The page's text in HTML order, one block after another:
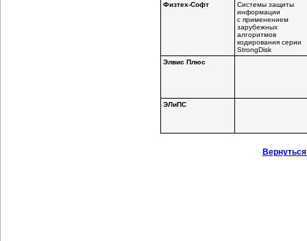
Физтех-Софт
Системы защиты
информации
с применением
зарубежных
алгоритмов
кодирования серии
StrongDisk
Элвис Плюс
ЭЛиПС